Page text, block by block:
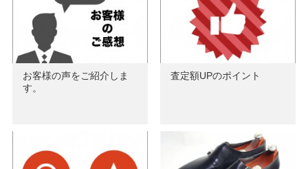
お客様の声をご紹介しま
す。
査定額UPのポイント